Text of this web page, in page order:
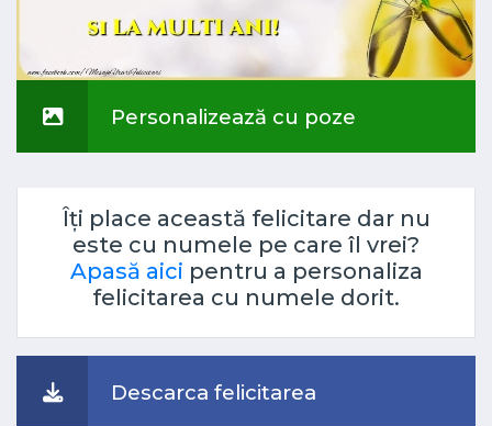
Personalizează cu poze
Îți place această felicitare dar nu
este cu numele pe care îl vrei?
Apasă aici pentru a personaliza
felicitarea cu numele dorit.
Descarca felicitarea